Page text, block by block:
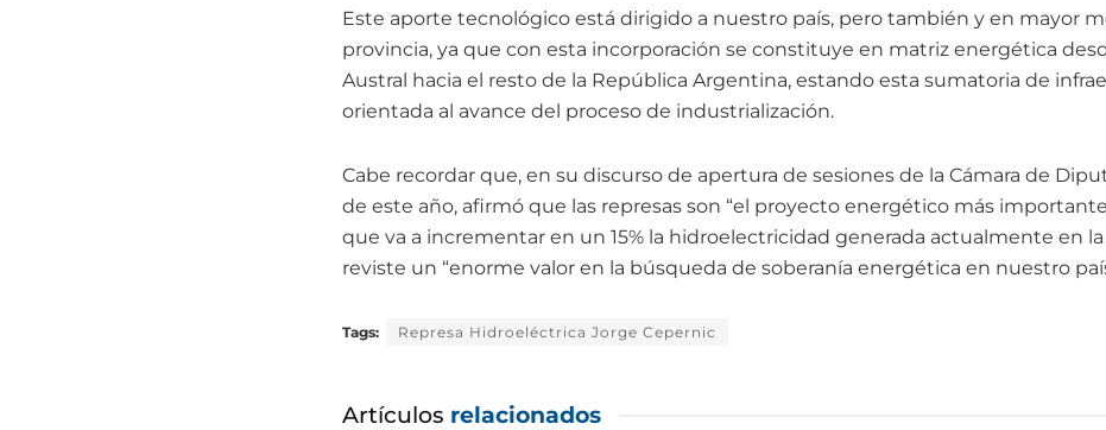
Este aporte tecnológico está dirigido a nuestro país, pero también y en mayor
provincia, ya que con esta incorporación se constituye en matriz energética
Austral hacia el resto de la República Argentina, estando esta sumatoria de
orientada al avance del proceso de industrialización.
Cabe recordar que, en su discurso de apertura de sesiones de la Cámara de
de este año, afirmó que las represas son “el proyecto energético más
que va a incrementar en un 15% la hidroelectricidad generada actualmente en la
reviste un “enorme valor en la búsqueda de soberanía energética en nuestro
Tags: Represa Hidroeléctrica Jorge Cepernic
Artículos relacionados